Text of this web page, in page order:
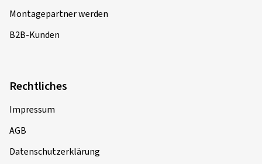
Montagepartner werden
B2B-Kunden
Rechtliches
Impressum
AGB
Datenschutzerklärung